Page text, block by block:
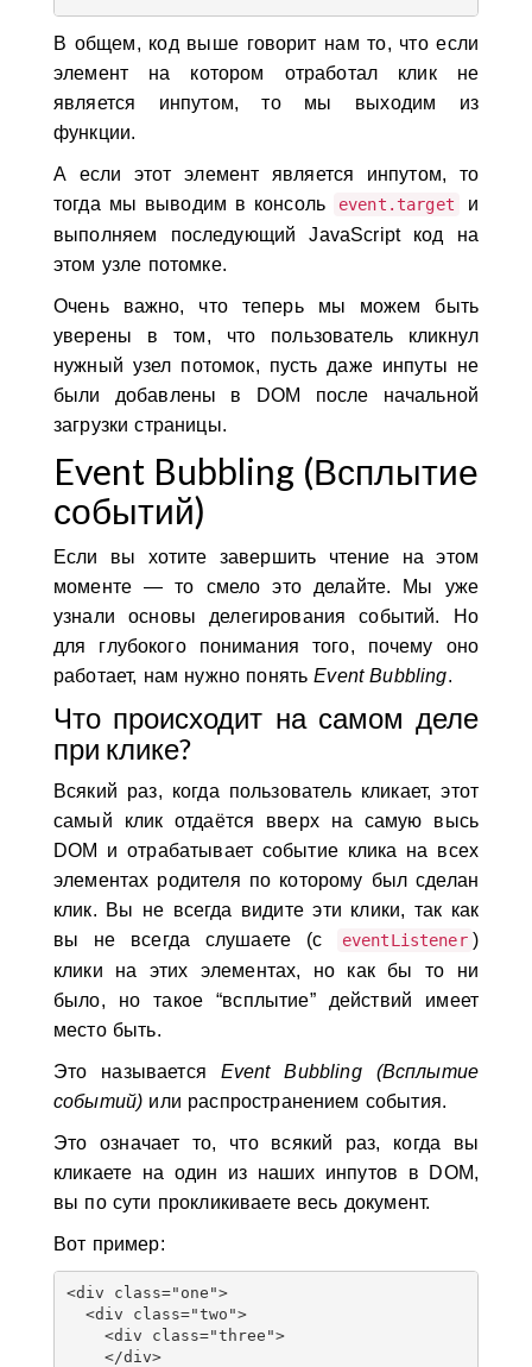
В общем, код выше говорит нам то, что если
элемент на котором отработал клик не
является инпутом, то мы выходим из
функции.
А если этот элемент является инпутом, то
тогда мы выводим в консоль
event.target
и
выполняем последующий JavaScript код на
этом узле потомке.
Очень важно, что теперь мы можем быть
уверены в том, что пользователь кликнул
нужный узел потомок, пусть даже инпуты не
были добавлены в DOM после начальной
загрузки страницы.
Event Bubbling (Всплытие
событий)
Если вы хотите завершить чтение на этом
моменте — то смело это делайте. Мы уже
узнали основы делегирования событий. Но
для глубокого понимания того, почему оно
работает, нам нужно понятьEvent Bubbling.
Что происходит на самом деле
при клике?
Всякий раз, когда пользователь кликает, этот
самый клик отдаётся вверх на самую высь
DOM и отрабатывает событие клика на всех
элементах родителя по которому был сделан
клик. Вы не всегда видите эти клики, так как
вы не всегда слушаете (с
eventListener )
клики на этих элементах, но как бы то ни
было, но такое “всплытие” действий имеет
место быть.
Это называется Event Bubbling (Всплытие
событий) или распространением события.
Это означает то, что всякий раз, когда вы
кликаете на один из наших инпутов в DOM,
вы по сути прокликиваете весь документ.
Вот пример:
<div class="one">
  <div class="two">
    <div class="three">
    </div>